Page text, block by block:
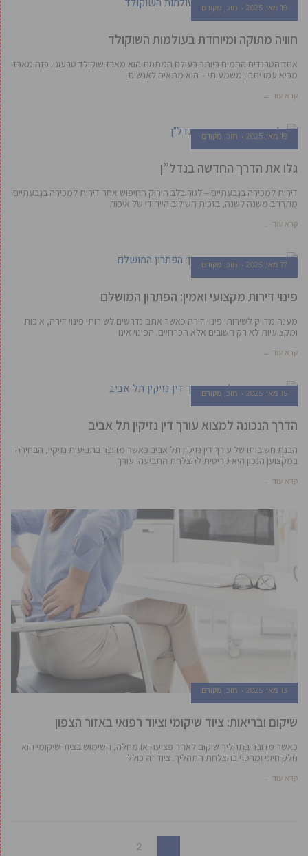
19 מאי, 2025 תוכן מקודם
חוויה מתוקה ומיוחדת בעולמות השוקולד
אחד הטרנדים החמים ביותר בעולם המתנות הוא מארז שוקולד טבעוני. כזה מארז
מביא עמו יתרון משמעותי – הוא מתאים לאנשים
קרא עוד ←
19 מאי, 2025 תוכן מקודם
גלו את הדרך החדשה בנדל”ן
דירות למכירה בגבעתיים – לגור בלב הירוק החיפוש אחר דירות למכירה בגבעתיים
מתרחב משנה לשנה, בזכות השילוב הייחודי של איכות
קרא עוד ←
17 מאי, 2025 תוכן מקודם
פינוי דירות מקצועי ואמין: הפתרון המושלם
מענה מדויק לשירותי פינוי דירה כאשר אתם נדרשים לשירותי פינוי דירה, איכות
ומקצועיות לא רק חשובים אלא הכרחיים. הפינוי אינו
קרא עוד ←
15 מאי, 2025 תוכן מקודם
הדרך הנכונה למצוא עורך דין נזיקין תל אביב
הבנת חשיבותו של עורך דין נזיקין תל אביב כאשר מדובר בתביעות נזיקין, הבחירה
במקצוען הנכון היא קריטית להצלחת התביעה. עורך
קרא עוד ←
13 מאי, 2025 תוכן מקודם
שיקום ובריאות: ציוד שיקומי וציוד רפואי באזור הצפון
כאשר מדובר בתהליך שיקום לאחר פציעה או מחלה, השימוש בציוד שיקומי הוא
חלק חיוני ומרכזי בהצלחת התהליך. ציוד זה כולל
קרא עוד ←
2